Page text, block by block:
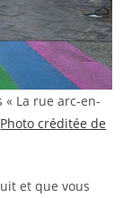
« La rue arc-en-
Photo créditée de
et que vous